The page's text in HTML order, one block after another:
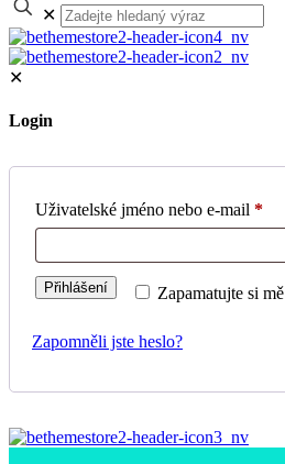
✕
✕
Login
Uživatelské jméno nebo e-mail *
Zapamatujte si mě
Přihlášení
Zapomněli jste heslo?